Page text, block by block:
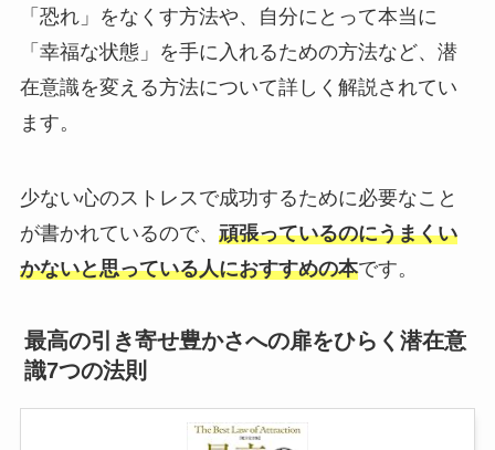
「恐れ」をなくす方法や、自分にとって本当に
「幸福な状態」を手に入れるための方法など、潜
在意識を変える方法について詳しく解説されてい
ます。
少ない心のストレスで成功するために必要なこと
が書かれているので、 頑張っているのにうまくい
かないと思っている人におすすめの本です。
最高の引き寄せ豊かさへの扉をひらく潜在意
識7つの法則